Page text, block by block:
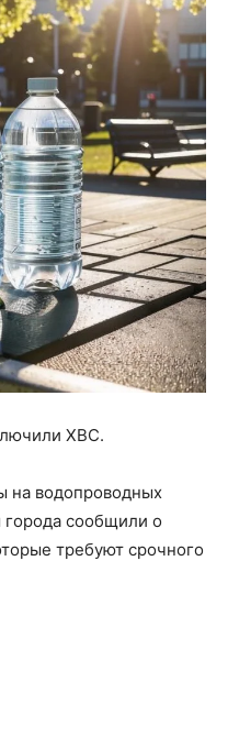
ХВС.
на водопроводных
сообщили о
требуют срочного